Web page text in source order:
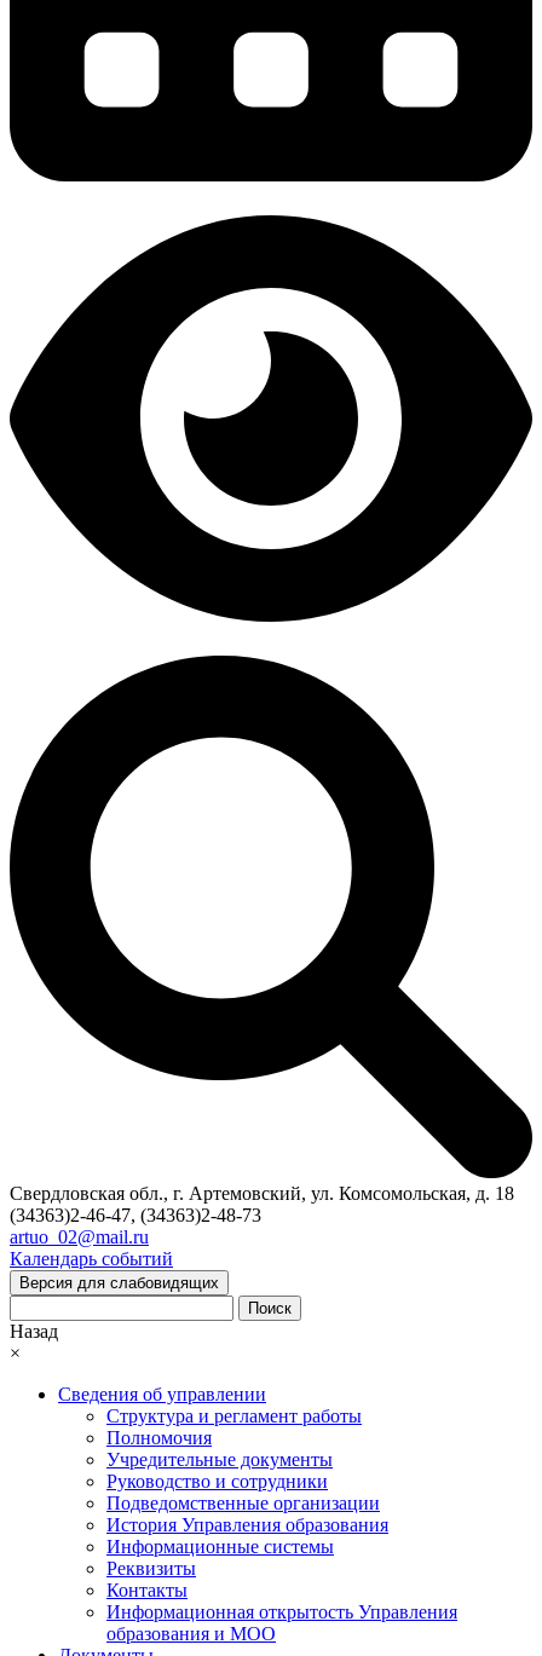
Свердловская обл., г. Артемовский, ул. Комсомольская, д. 18
(34363)2-46-47, (34363)2-48-73
artuo_02@mail.ru
Календарь событий
Версия для слабовидящих
Поиск
Назад
×
Сведения об управлении
Структура и регламент работы
Полномочия
Учредительные документы
Руководство и сотрудники
Подведомственные организации
История Управления образования
Информационные системы
Реквизиты
Контакты
Информационная открытость Управления
образования и МОО